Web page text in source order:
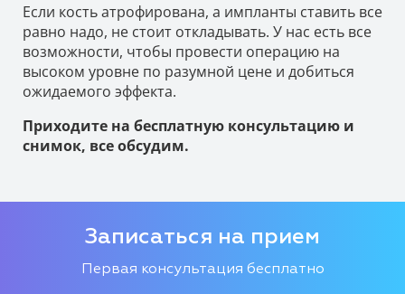
Если кость атрофирована, а импланты ставить все
равно надо, не стоит откладывать. У нас есть все
возможности, чтобы провести операцию на
высоком уровне по разумной цене и добиться
ожидаемого эффекта.
Приходите на бесплатную консультацию и
снимок, все обсудим.
Записаться на прием
Первая консультация бесплатно